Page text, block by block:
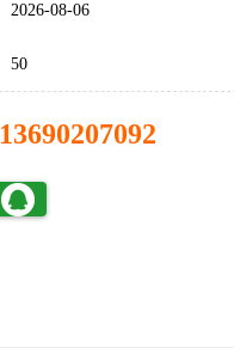
2026-08-06
50
13690207092